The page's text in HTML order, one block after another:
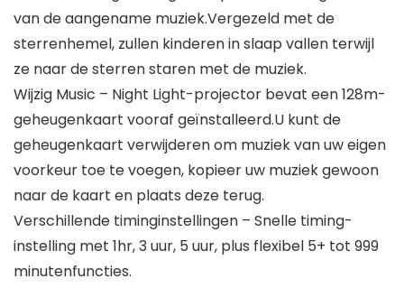
van de aangename muziek.Vergezeld met de
sterrenhemel, zullen kinderen in slaap vallen terwijl
ze naar de sterren staren met de muziek.
Wijzig Music – Night Light-projector bevat een 128m-
geheugenkaart vooraf geïnstalleerd.U kunt de
geheugenkaart verwijderen om muziek van uw eigen
voorkeur toe te voegen, kopieer uw muziek gewoon
naar de kaart en plaats deze terug.
Verschillende timinginstellingen – Snelle timing-
instelling met 1hr, 3 uur, 5 uur, plus flexibel 5+ tot 999
minutenfuncties.